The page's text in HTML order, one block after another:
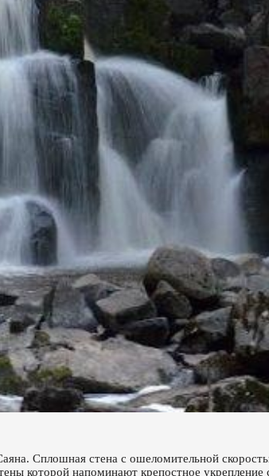
Сплошная стена с ошеломительной
которой напоминают крепостное